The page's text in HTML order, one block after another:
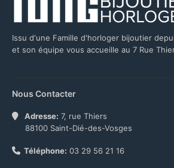
Issu d'une Famille d'horloger bijoutier
et son équipe vous accueille au 7 Rue
Nous Contacter
Adresse: 7, rue Thiers
88100 Saint-Dié-des-Vosges
Téléphone: 03 29 56 21 16